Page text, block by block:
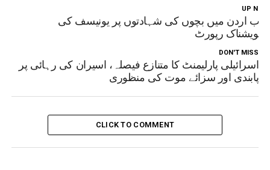
UP
اردن میں بچوں کی شہادتوں پر یونیسف کی
رپورٹ
DON'T MISS
اسرائیلی پارلیمنٹ کا متنازع فیصلہ، اسیران کی رہائی پر
پابندی اور سزائے موت کی منظوری
CLICK TO COMMENT